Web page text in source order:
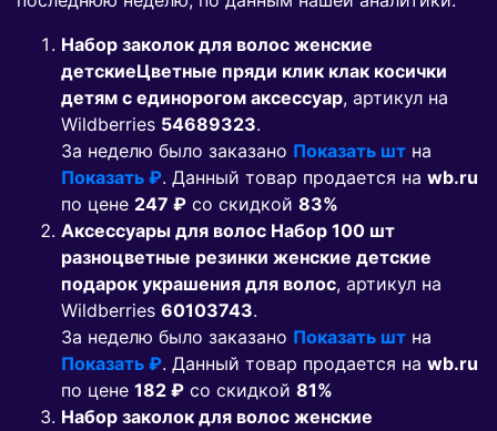
Набор заколок для волос женские
детскиеЦветные пряди клик клак косички
детям с единорогом аксессуар, артикул на
Wildberries 54689323.
За неделю было заказано Показать шт на
Показать ₽. Данный товар продается на wb.ru
по цене 247 ₽ co скидкой 83%
Аксессуары для волос Набор 100 шт
разноцветные резинки женские детские
подарок украшения для волос, артикул на
Wildberries 60103743.
За неделю было заказано Показать шт на
Показать ₽. Данный товар продается на wb.ru
по цене 182 ₽ co скидкой 81%
Набор заколок для волос женские